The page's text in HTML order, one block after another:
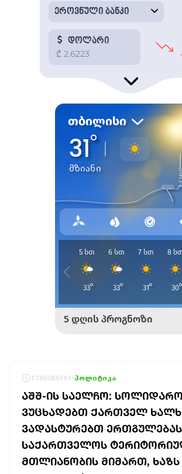
1786086781 პოლიტიკა
ᲐᲨᲨ-ᲘᲡ ᲡᲐᲔᲚᲩᲝ:
ᲕᲣᲪᲮᲐᲓᲔᲑᲗ ᲥᲐᲠᲗᲕᲔᲚ
ᲕᲐᲓᲐᲡᲢᲣᲠᲔᲑᲗ ᲔᲠᲗᲒᲣᲚᲔᲑᲐᲡ
ᲡᲐᲥᲐᲠᲗᲕᲔᲚᲝᲡ
ᲛᲗᲚᲘᲐᲜᲝᲑᲘᲡ ᲛᲘᲛᲐᲠᲗ, ᲮᲐᲖᲡ